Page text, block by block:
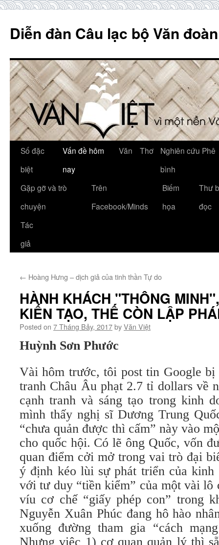
content
Diễn đàn Câu lạc bộ Văn
Số đặc
biệt
Vấn đề hôm
nay
Văn Thơ
Nghiên cứu Phê
bình
Gặp gỡ và trò
chuyện
Trên
Facebook/Minds
Biếm
họa
Thư
đọc
Tác
giả
← Hoàng Hưng – dịch giả của tinh thần Tự do
HÀNH KHÁCH "THÔNG
KIẾN TẠO, THẾ CÒN LẬP
Posted on 7 Tháng Bảy, 2017byVăn Việt
Huỳnh Sơn Phước
Vài hôm trước, tôi post tin Google bị
tranh Châu Âu phạt 2.7 tỉ dollars về
cạnh tranh và sáng tạo trong kinh
mình thấy nghị sĩ Dương Trung
“chưa quản được thì cấm” này vào
cho quốc hội. Có lẽ ông Quốc, vốn
quan điểm cởi mở trong vai trò đại
ý định kéo lùi sự phát triển của
với tư duy “tiền kiểm” của một vài lô
víu cơ chế “giấy phép con” trong
Nguyễn Xuân Phúc đang hô hào
xuống đường tham gia “cách
Nhưng việc 1) cơ quan quản lý thì